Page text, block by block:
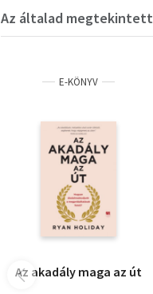
Az általad
E-KÖNYV
Az akadály maga az út